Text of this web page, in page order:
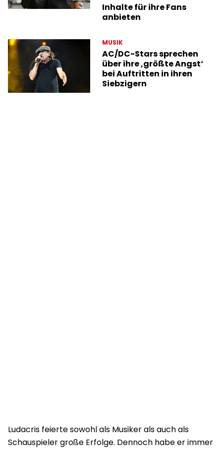
Inhalte für ihre Fans
anbieten
MUSIK
AC/DC-Stars sprechen
über ihre ‚größte Angst‘
bei Auftritten in ihren
Siebzigern
Ludacris feierte sowohl als Musiker als auch als
Schauspieler große Erfolge. Dennoch habe er immer